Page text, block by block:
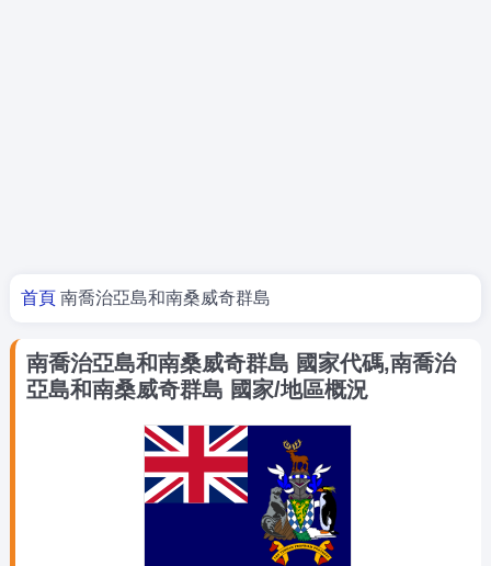
你在這裡
首頁 南喬治亞島和南桑威奇群島
南喬治亞島和南桑威奇群島 國家代碼,南喬治
亞島和南桑威奇群島 國家/地區概況